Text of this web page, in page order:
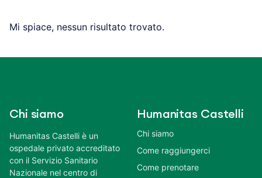
Mi spiace, nessun risultato trovato.
Chi siamo
Humanitas Castelli è un
ospedale privato accreditato
con il Servizio Sanitario
Nazionale nel centro di
Humanitas Castelli
Chi siamo
Come raggiungerci
Come prenotare